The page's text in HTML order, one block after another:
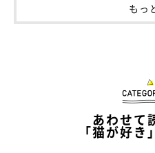
ます。私が呼んでも来ませんが
もっ
あわせて
「猫が好